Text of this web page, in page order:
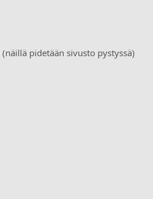
pidetään sivusto pystyssä)